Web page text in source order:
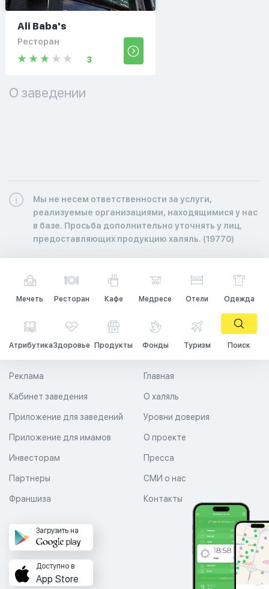
Ali Baba's
Ресторан
3
О заведении
Мы не несем ответственности за услуги,
реализуемые организациями, находящимися у нас
в базе. Просьба дополнительно уточнять у лиц,
предоставляющих продукцию халяль. (19770)
Мечеть Ресторан Кафе Медресе Отели Одежда
АтрибутикаЗдоровье Продукты Фонды Туризм Поиск
Главная
О халяль
Уровни доверия
Реклама
Кабинет заведения
Приложение для заведений
Приложение для имамов О проекте
Пресса
СМИ о нас
Контакты
Инвесторам
Партнеры
Франшиза
Загрузить на
Доступно в
App Store